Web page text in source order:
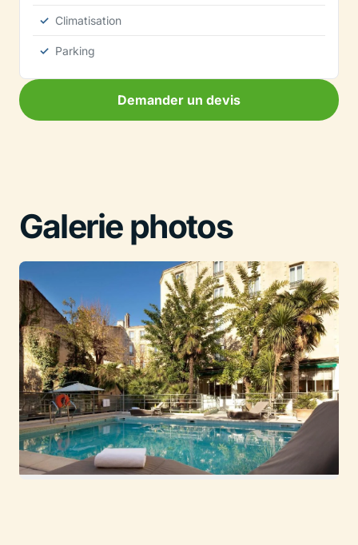
Climatisation
Parking
Demander un devis
Galerie photos